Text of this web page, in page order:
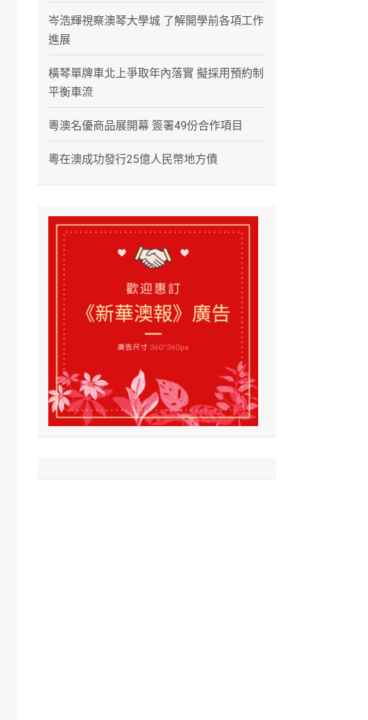
岑浩輝視察澳琴大學城 了解開學前各項工作
進展
橫琴單牌車北上爭取年內落實 擬採用預約制
平衡車流
粵澳名優商品展開幕 簽署49份合作項目
粵在澳成功發行25億人民幣地方債